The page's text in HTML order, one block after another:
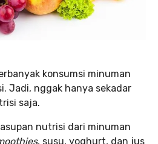
konsumsi minuman
Jadi, nggak hanya sekadar
saja.
nutrisi dari minuman
, susu, yoghurt, dan jus